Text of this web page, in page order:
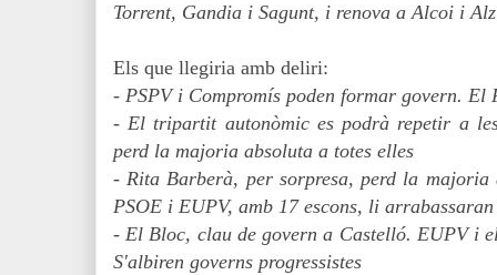
Torrent, Gandia i Sagunt, i renova a Alcoi i
Els que llegiria amb deliri:
- PSPV i Compromís poden formar govern. El
- El tripartit autonòmic es podrà repetir a
perd la majoria absoluta a totes elles
- Rita Barberà, per sorpresa, perd la
PSOE i EUPV, amb 17 escons, li
- El Bloc, clau de govern a Castelló. EUPV i
S'albiren governs progressistes